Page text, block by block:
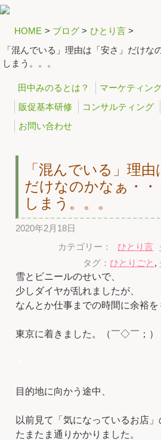
HOME > ブログ > ひとり言 >
「混んでいる」理由は「安さ」だけな
しまう。。。
田中みのるとは？
マーケティン
販促基本研修
コンサルティング
お問い合わせ
「混んでいる」理由
だけなのかなぁ・・
しまう。。。
2020年2月18日
カテゴリー：
ひとり言
タグ：ひとりごと ,
雪とビニールのせいで、
少しダイヤが乱れましたが、
なんとか仕事までの時間に余裕を
東京に着きました。（￣◇￣；）
目的地に向かう途中、
以前見て「気になっているお店」
たまたま通りかかりました。